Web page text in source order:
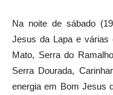
Na noite de sábado
Jesus da Lapa e várias
Mato, Serra do
Serra Dourada,
energia em Bom Jesus